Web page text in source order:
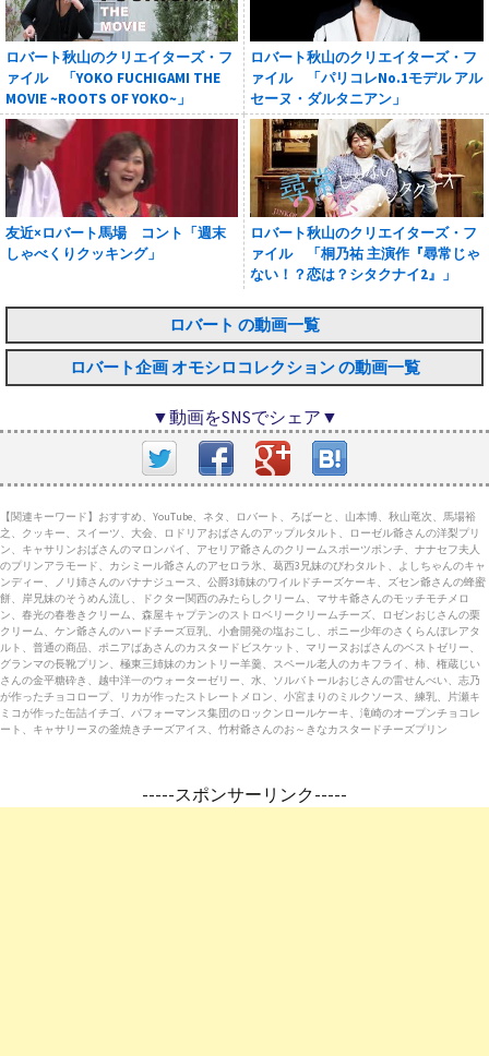
ロバート秋山のクリエイターズ・フ
ァイル 「YOKO FUCHIGAMI THE
MOVIE ~ROOTS OF YOKO~」
ロバート秋山のクリエイターズ・フ
ァイル 「パリコレNo.1モデル アル
セーヌ・ダルタニアン」
友近×ロバート馬場 コント「週末
しゃべくりクッキング」
ロバート秋山のクリエイターズ・フ
ァイル 「桐乃祐 主演作『尋常じゃ
ない！？恋は？シタクナイ2』」
ロバート の動画一覧
ロバート企画 オモシロコレクション の動画一覧
▼動画をSNSでシェア▼
【関連キーワード】おすすめ、YouTube、ネタ、ロバート、ろばーと、山本博、秋山竜次、馬場裕
之、クッキー、スイーツ、大会、ロドリアおばさんのアップルタルト、ローゼル爺さんの洋梨プリ
ン、キャサリンおばさんのマロンパイ、アセリア爺さんのクリームスポーツポンチ、ナナセフ夫人
のプリンアラモード、カシミール爺さんのアセロラ氷、葛西3兄妹のびわタルト、よしちゃんのキャ
ンディー、ノリ姉さんのバナナジュース、公爵3姉妹のワイルドチーズケーキ、ズセン爺さんの蜂蜜
餅、岸兄妹のそうめん流し、ドクター関西のみたらしクリーム、マサキ爺さんのモッチモチメロ
ン、春光の春巻きクリーム、森屋キャプテンのストロベリークリームチーズ、ロゼンおじさんの栗
クリーム、ケン爺さんのハードチーズ豆乳、小倉開発の塩おこし、ポニー少年のさくらんぼレアタ
ルト、普通の商品、ポニアばあさんのカスタードビスケット、マリーヌおばさんのベストゼリー、
グランマの長靴プリン、極東三姉妹のカントリー羊羹、スペール老人のカキフライ、柿、権蔵じい
さんの金平糖砕き、越中洋一のウォーターゼリー、水、ソルバトールおじさんの雷せんべい、志乃
が作ったチョコロープ、リカが作ったストレートメロン、小宮まりのミルクソース、練乳、片瀬キ
ミコが作った缶詰イチゴ、パフォーマンス集団のロックンロールケーキ、滝崎のオープンチョコレ
ート、キャサリーヌの釜焼きチーズアイス、竹村爺さんのお～きなカスタードチーズプリン
-----スポンサーリンク-----